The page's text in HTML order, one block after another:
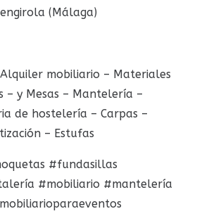
(Málaga)
mobiliario – Materiales
– y Mesas – Mantelería –
de hostelería – Carpas –
– Estufas
#fundasillas
#mobiliario #mantelería